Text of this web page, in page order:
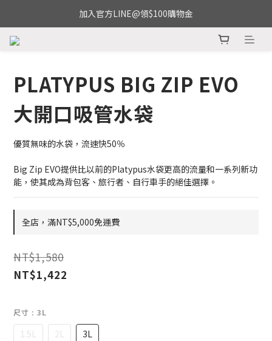
加入官方LINE@領$100購物金
PLATYPUS BIG ZIP EVO
大開口吸管水袋
優質無味的水袋，流速快50％
Big Zip EVO提供比以前的Platypus水袋更高的流量和一系列新功
能，使其成為背包客、旅行者、自行車手的絕佳選擇。
全店，滿NT$5,000免運費
NT$1,580
NT$1,422
尺寸 : 3L
1.5L 2L 3L